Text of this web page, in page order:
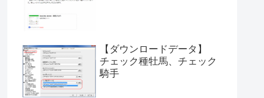
【ダウンロードデータ】
チェック種牡馬、チェック
騎手